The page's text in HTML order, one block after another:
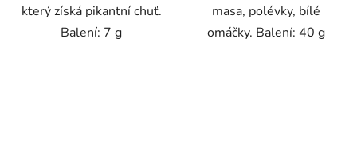
který získá pikantní chuť.
Balení: 7 g
masa, polévky, bílé
omáčky. Balení: 40 g